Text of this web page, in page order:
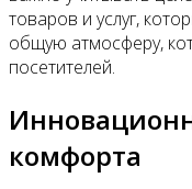
товаров и услуг,
общую атмосферу,
посетителей.
комфорта